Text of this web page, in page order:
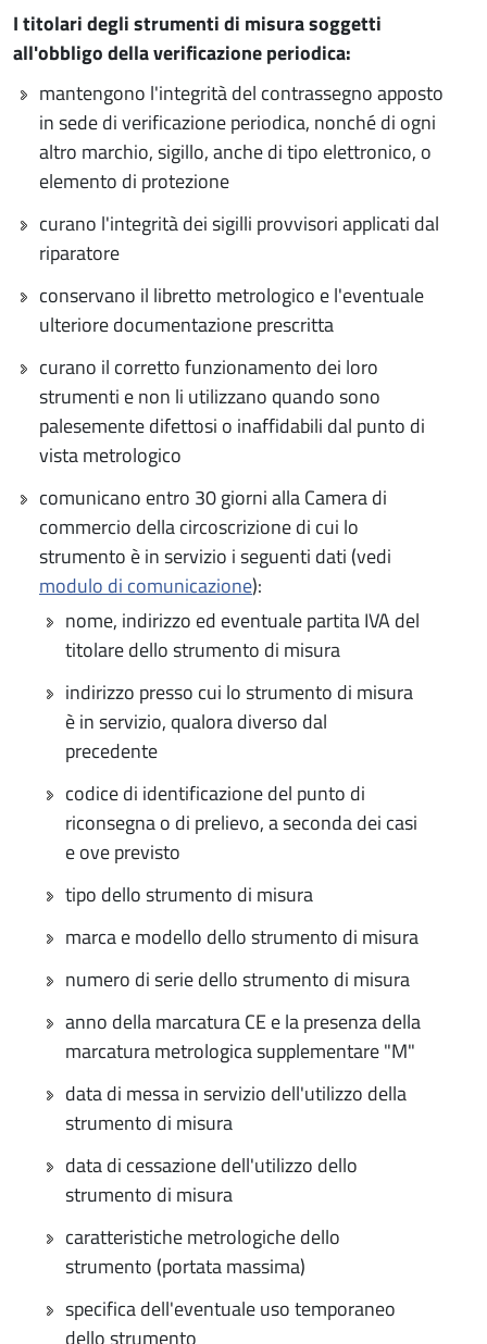
I titolari degli strumenti di misura soggetti
all'obbligo della verificazione periodica:
mantengono l'integrità del contrassegno apposto
in sede di verificazione periodica, nonché di ogni
altro marchio, sigillo, anche di tipo elettronico, o
elemento di protezione
curano l'integrità dei sigilli provvisori applicati dal
riparatore
conservano il libretto metrologico e l'eventuale
ulteriore documentazione prescritta
curano il corretto funzionamento dei loro
strumenti e non li utilizzano quando sono
palesemente difettosi o inaffidabili dal punto di
vista metrologico
comunicano entro 30 giorni alla Camera di
commercio della circoscrizione di cui lo
strumento è in servizio i seguenti dati (vedi
modulo di comunicazione):
nome, indirizzo ed eventuale partita IVA del
titolare dello strumento di misura
indirizzo presso cui lo strumento di misura
è in servizio, qualora diverso dal
precedente
codice di identificazione del punto di
riconsegna o di prelievo, a seconda dei casi
e ove previsto
tipo dello strumento di misura
marca e modello dello strumento di misura
numero di serie dello strumento di misura
anno della marcatura CE e la presenza della
marcatura metrologica supplementare "M"
data di messa in servizio dell'utilizzo della
strumento di misura
data di cessazione dell'utilizzo dello
strumento di misura
caratteristiche metrologiche dello
strumento (portata massima)
specifica dell'eventuale uso temporaneo
dello strumento